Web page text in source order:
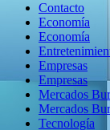
Contacto
Economía
Economía
Empresas
Empresas
Mercados
Mercados
Tecnología